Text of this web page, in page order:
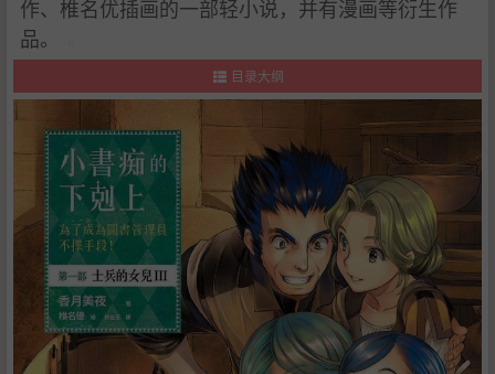
作、椎名优插画的一部轻小说，并有漫画等衍生作
品。
目录大纲
1.作品简介
剧情简介